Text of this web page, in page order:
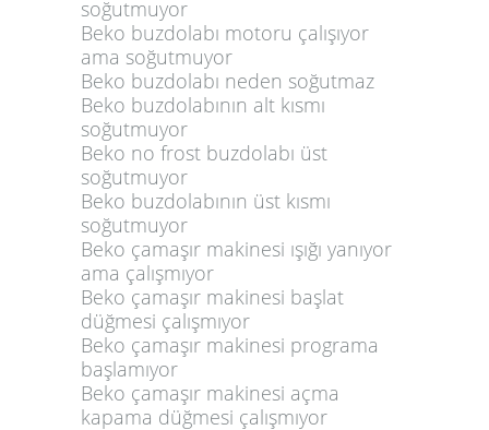
soğutmuyor
Beko buzdolabı motoru çalışıyor
ama soğutmuyor
Beko buzdolabı neden soğutmaz
Beko buzdolabının alt kısmı
soğutmuyor
Beko no frost buzdolabı üst
soğutmuyor
Beko buzdolabının üst kısmı
soğutmuyor
Beko çamaşır makinesi ışığı yanıyor
ama çalışmıyor
Beko çamaşır makinesi başlat
düğmesi çalışmıyor
Beko çamaşır makinesi programa
başlamıyor
Beko çamaşır makinesi açma
kapama düğmesi çalışmıyor